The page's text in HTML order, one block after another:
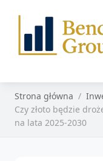
Strona główna
Czy złoto będzie
na lata 2025-2030